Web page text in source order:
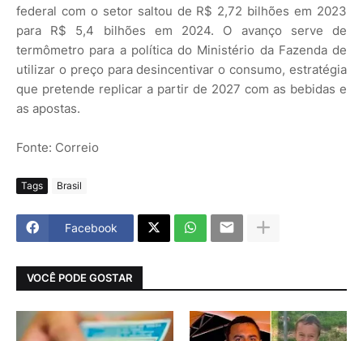
federal com o setor saltou de R$ 2,72 bilhões em 2023
para R$ 5,4 bilhões em 2024. O avanço serve de
termômetro para a política do Ministério da Fazenda de
utilizar o preço para desincentivar o consumo, estratégia
que pretende replicar a partir de 2027 com as bebidas e
as apostas.
Fonte: Correio
Tags Brasil
Facebook
VOCÊ PODE GOSTAR